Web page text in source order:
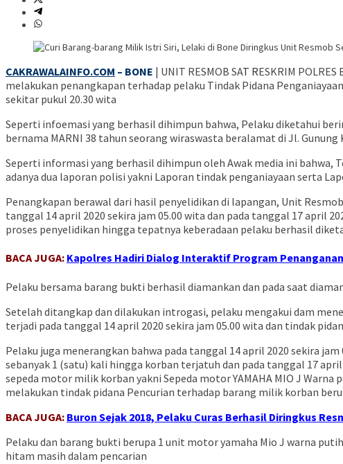
CAKRAWALAINFO.COM – BONE | UNIT RESMOB SAT RESKRIM
melakukan penangkapan terhadap pelaku Tindak Pidana
sekitar pukul 20.30 wita
Seperti infoemasi yang berhasil dihimpun bahwa, Pelaku diketahui
bernama MARNI 38 tahun seorang wiraswasta beralamat di Jl.
Seperti informasi yang berhasil dihimpun oleh Awak media ini bahwa,
adanya dua laporan polisi yakni Laporan tindak penganiayaan serta
Penangkapan berawal dari hasil penyelidikan di lapangan, Unit
tanggal 14 april 2020 sekira jam 05.00 wita dan pada tanggal 17 april
proses penyelidikan hingga tepatnya keberadaan pelaku berhasil
BACA JUGA: Kapolres Hadiri Dialog Interaktif Program
Pelaku bersama barang bukti berhasil diamankan dan pada saat
Setelah ditangkap dan dilakukan introgasi, pelaku mengakui dam
terjadi pada tanggal 14 april 2020 sekira jam 05.00 wita dan tindak
Pelaku juga menerangkan bahwa pada tanggal 14 april 2020 sekira
sebanyak 1 (satu) kali hingga korban terjatuh dan pada tanggal 17
sepeda motor milik korban yakni Sepeda motor YAMAHA MIO J Warna
melakukan tindak pidana Pencurian terhadap barang milik korban
BACA JUGA: Buron Sejak 2018, Pelaku Curas Berhasil Diringkus
Pelaku dan barang bukti berupa 1 unit motor yamaha Mio J warna
hitam masih dalam pencarian